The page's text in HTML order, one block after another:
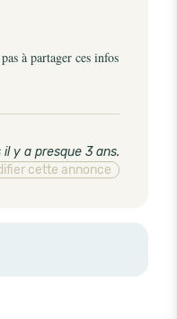
à partager ces infos
y a presque 3 ans.
cette annonce